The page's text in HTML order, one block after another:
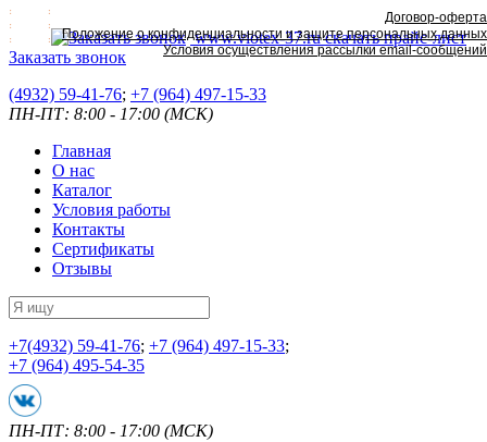
www.viotex-37.ruскачать прайс-лист
Заказать звонок
(4932) 59-41-76; +7 (964) 497-15-33
ПН-ПТ: 8:00 - 17:00 (МСК)
Главная
О нас
Каталог
Условия работы
Контакты
Сертификаты
Отзывы
+7(4932) 59-41-76; +7 (964) 497-15-33;
+7 (964) 495-54-35
ПН-ПТ: 8:00 - 17:00 (МСК)
Договор-оферта
Положение о конфиденциальности и защите персональных данных
Условия осуществления рассылки email-сообщений